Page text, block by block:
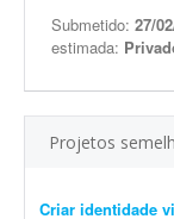
Submetido: 27/
estimada:
Projetos
Criar identidade